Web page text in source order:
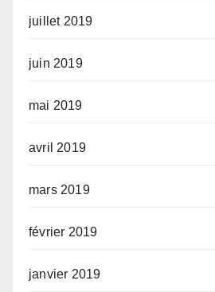
juillet 2019
juin 2019
mai 2019
avril 2019
mars 2019
février 2019
janvier 2019